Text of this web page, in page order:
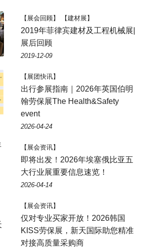
【展会回顾】 【建材展】
2019年菲律宾建材及工程机械展|
展后回顾
2019-12-09
【展团快讯】
出行参展指南｜2026年英国伯明
翰劳保展The Health&Safety
event
2026-04-24
【展会资讯】
即将出发！2026年埃塞俄比亚五
大行业展重要信息速览！
2026-04-14
【展会资讯】
仅对专业买家开放！2026韩国
KISS劳保展，新天国际助您精准
对接高质量采购商